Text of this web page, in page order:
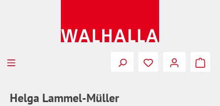
Du hast 0
Helga Lammel-Müller